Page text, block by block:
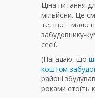
Ціна питання
мільйони. Це
те, що її мало
забудовнику-
сесії.
(Нагадаю, що
коштом
районі
роками стоїть